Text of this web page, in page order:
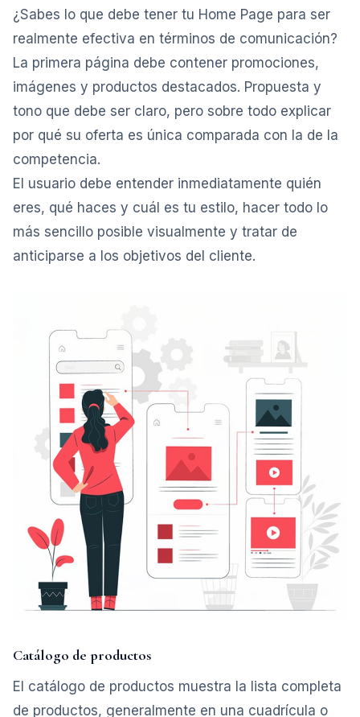
¿Sabes lo que debe tener tu Home Page para ser
realmente efectiva en términos de comunicación?
La primera página debe contener promociones,
imágenes y productos destacados. Propuesta y
tono que debe ser claro, pero sobre todo explicar
por qué su oferta es única comparada con la de la
competencia.
El usuario debe entender inmediatamente quién
eres, qué haces y cuál es tu estilo, hacer todo lo
más sencillo posible visualmente y tratar de
anticiparse a los objetivos del cliente.
Catálogo de productos
El catálogo de productos muestra la lista completa
de productos, generalmente en una cuadrícula o